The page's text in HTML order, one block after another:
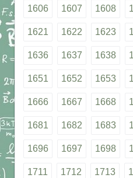
1606 1607 1608
1621 1622 1623
1636 1637 1638
1651 1652 1653
1666 1667 1668
1681 1682 1683
1696 1697 1698
1711 1712 1713